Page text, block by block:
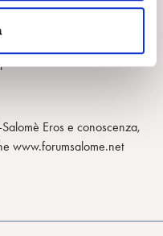
è approdata. “Mia figlia –
era in confidenza con lei, la
durante la giovinezza la
non esisteva”.
Eros e conoscenza,
www.forumsalome.net